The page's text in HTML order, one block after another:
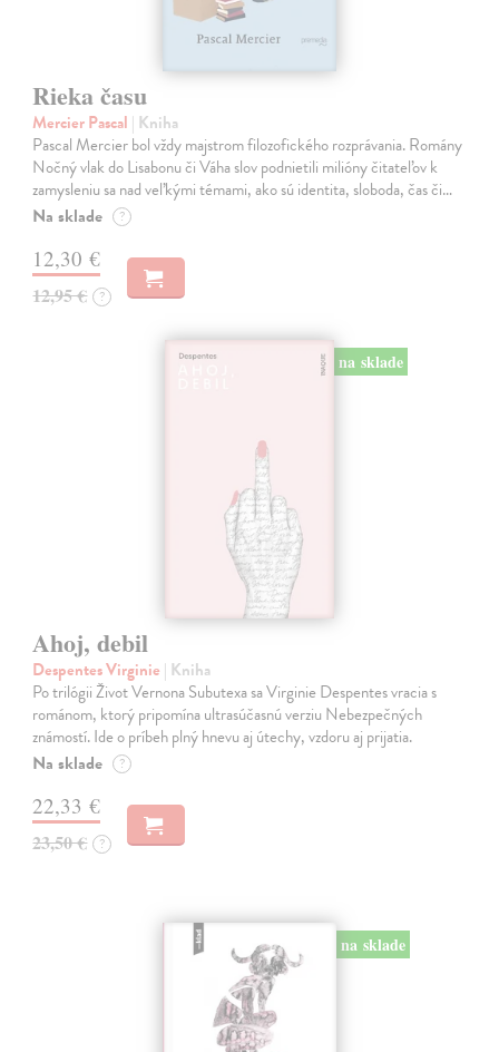
Rieka času
Mercier Pascal | Kniha
Pascal Mercier bol vždy majstrom filozofického rozprávania. Romány
Nočný vlak do Lisabonu či Váha slov podnietili milióny čitateľov k
zamysleniu sa nad veľkými témami, ako sú identita, sloboda, čas či…
Na sklade ?
12,30 €
12,95 € ?
na sklade
Ahoj, debil
Despentes Virginie | Kniha
Po trilógii Život Vernona Subutexa sa Virginie Despentes vracia s
románom, ktorý pripomína ultrasúčasnú verziu Nebezpečných
známostí. Ide o príbeh plný hnevu aj útechy, vzdoru aj prijatia.
Na sklade ?
22,33 €
23,50 € ?
na sklade